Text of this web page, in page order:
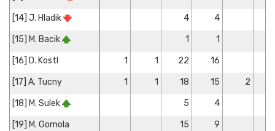
[14] J. Hladik 4 4
[15] M. Bacik 1 1
[16] D. Kostl 1 1 22 16
[17] A. Tucny 1 1 18 15 2
[18] M. Sulek 5 4
[19] M. Gomola 15 9